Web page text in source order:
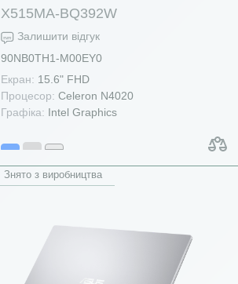
X515MA-BQ392W
Залишити відгук
90NB0TH1-M00EY0
Екран: 15.6" FHD
Процесор: Celeron N4020
Графіка: Intel Graphics
Знято з виробництва